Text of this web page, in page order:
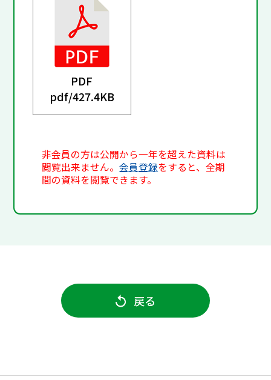
PDF
pdf/427.4KB
非会員の方は公開から一年を超えた資料は
閲覧出来ません。会員登録をすると、全期
間の資料を閲覧できます。
戻る